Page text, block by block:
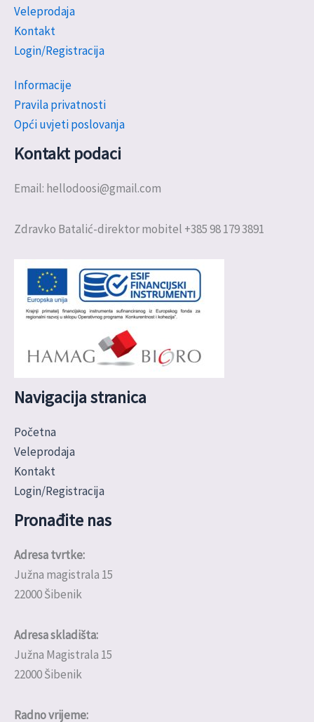
Veleprodaja
Kontakt
Login/Registracija
Informacije
Pravila privatnosti
Opći uvjeti poslovanja
Kontakt podaci
Email: hellodoosi@gmail.com
Zdravko Batalić-direktor mobitel +385 98 179 3891
Navigacija stranica
Početna
Veleprodaja
Kontakt
Login/Registracija
Pronađite nas
Adresa tvrtke:
Južna magistrala 15
22000 Šibenik
Adresa skladišta:
Južna Magistrala 15
22000 Šibenik
Radno vrijeme: